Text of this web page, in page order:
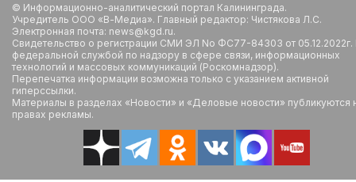
© Информационно-аналитический портал Калининграда.
Учредитель ООО «В-Медиа». Главный редактор: Чистякова Л.С.
Электронная почта: news@kgd.ru.
Свидетельство о регистрации СМИ ЭЛ No ФС77-84303 от
федеральной службой по надзору в сфере связи, информационных
технологий и массовых коммуникаций (Роскомнадзор).
Перепечатка информации возможна только с указанием активной
гиперссылки.
Материалы в разделах «Новости» и «Деловые новости» публикуются
правах рекламы.